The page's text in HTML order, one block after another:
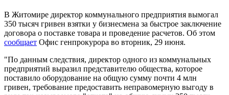
В Житомире директор коммунального предприятия вымогал
350 тысяч гривен взятки у бизнесмена за быстрое заключение
договора о поставке товара и проведение расчетов. Об этом
сообщает Офис генпрокурора во вторник, 29 июня.
"По данным следствия, директор одного из коммунальных
предприятий выразил представителю общества, которое
поставило оборудование на общую сумму почти 4 млн
гривен, требование предоставить неправомерную выгоду в